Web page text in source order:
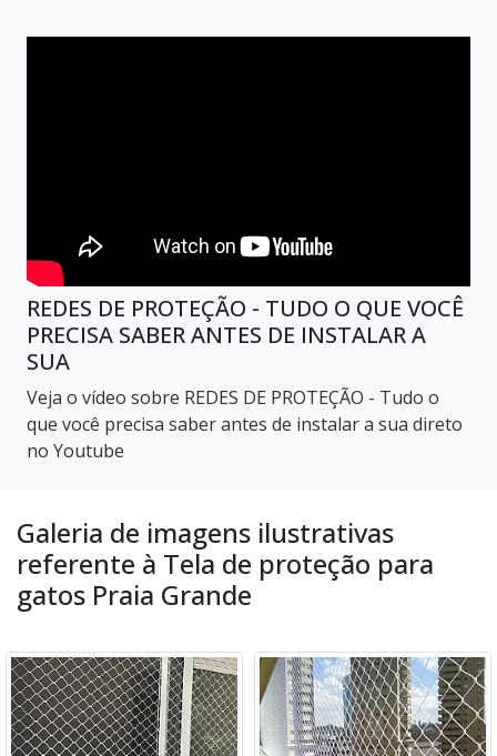
REDES DE PROTEÇÃO - TUDO O QUE VOCÊ
PRECISA SABER ANTES DE INSTALAR A
SUA
Veja o vídeo sobre REDES DE PROTEÇÃO - Tudo o
que você precisa saber antes de instalar a sua direto
no Youtube
Galeria de imagens ilustrativas
referente à Tela de proteção para
gatos Praia Grande